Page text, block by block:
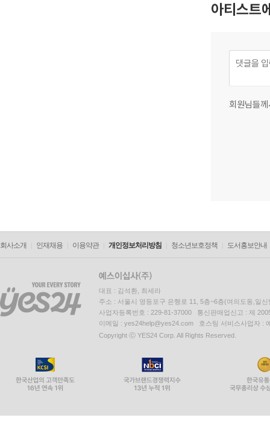
아티스트
회원님들
회사소개 인재채용 이용약관 개인정보처리방침 청소년보호정책 도서홍보안내
대표 : 김석환, 최세라
주소 : 서울시 영등포구 은행로 11, 5층~6층(여의도동,일신
사업자등록번호 : 229-81-37000 통신판매업신고 : 제
이메일 : yes24help@yes24.com 호스팅 서비스사업자 :
Copyright ⓒ YES24 Corp. All Rights Reserved.